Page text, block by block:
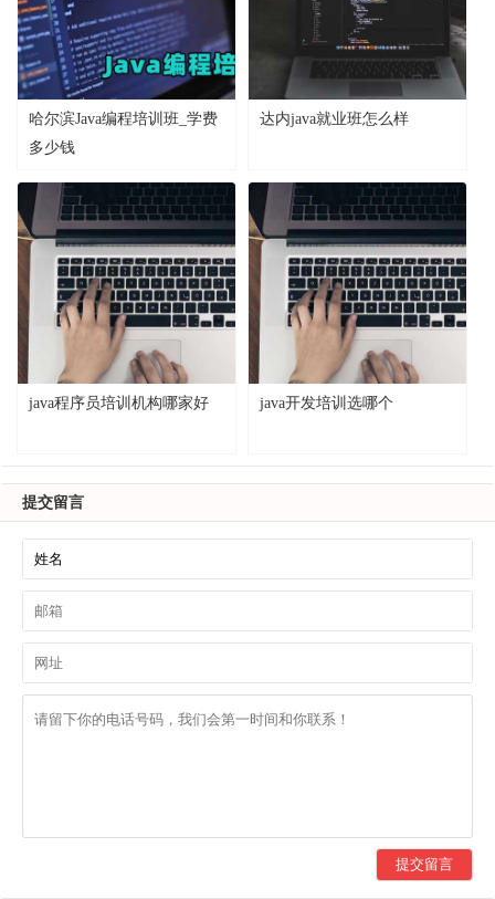
哈尔滨Java编程培训班_学费
多少钱
达内java就业班怎么样
java程序员培训机构哪家好 java开发培训选哪个
提交留言
提交留言